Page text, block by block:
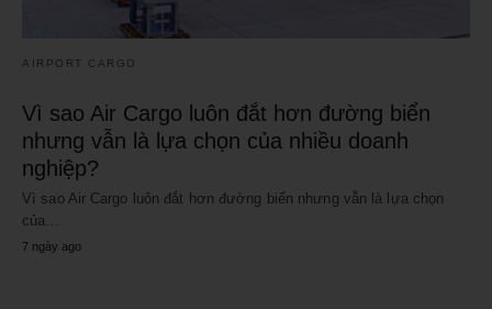
AIRPORT CARGO
Vì sao Air Cargo luôn đắt hơn đường biển
nhưng vẫn là lựa chọn của nhiều doanh
nghiệp?
Vì sao Air Cargo luôn đắt hơn đường biển nhưng vẫn là lựa chọn
của…
7 ngày ago